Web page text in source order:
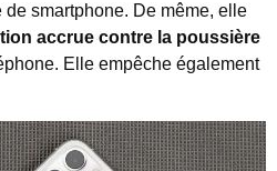
smartphone. De même, elle
accrue contre la poussière
Elle empêche également